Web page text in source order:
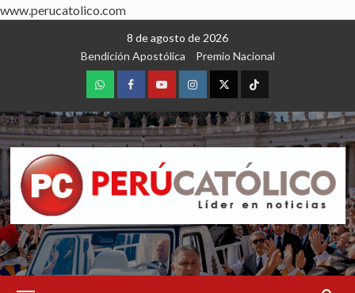
www.perucatolico.com
8 de agosto de 2026
Bendición Apostólica
Premio Nacional
WhatsAppFacebookYoutubeInstagram
X TikTok